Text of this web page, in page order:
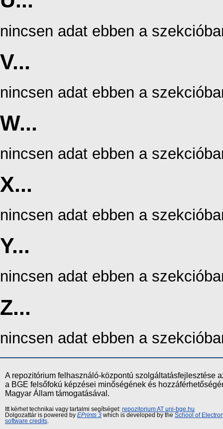
nincsen adat ebben a
V...
nincsen adat ebben a
W...
nincsen adat ebben a
X...
nincsen adat ebben a
Y...
nincsen adat ebben a
Z...
nincsen adat ebben a
A repozitórium felhasználó-központú szolgáltatásfejlesztése
a BGE felsőfokú képzései minőségének és
Magyar Állam támogatásával.
Itt kérhet technikai vagy tartalmi segítséget: repozitorium AT uni-bge.hu
Dolgozattár is powered by EPrints 3 which is developed by the School of
software credits